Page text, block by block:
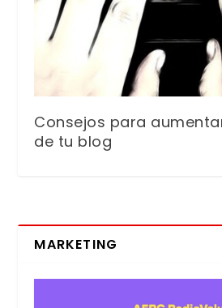
Consejos para
de tu blog
MARKETING